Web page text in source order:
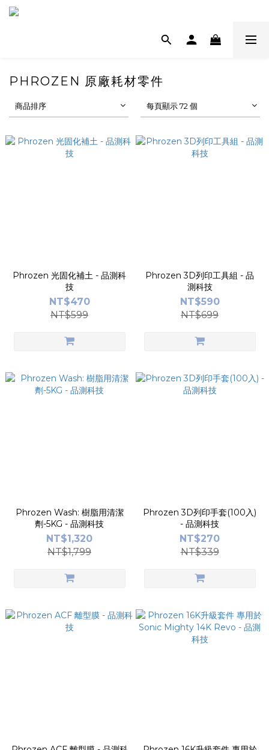
PHROZEN 原廠耗材零件
商品排序 每頁顯示 72 個
Phrozen 光固化補土 - 品測科
技
NT$470
NT$599
Phrozen 3D列印工具組 - 品
測科技
NT$590
NT$699
Phrozen Wash: 樹脂用清潔
劑-5KG - 品測科技
NT$1,320
NT$1,799
Phrozen 3D列印手套(100入)
- 品測科技
NT$270
NT$339